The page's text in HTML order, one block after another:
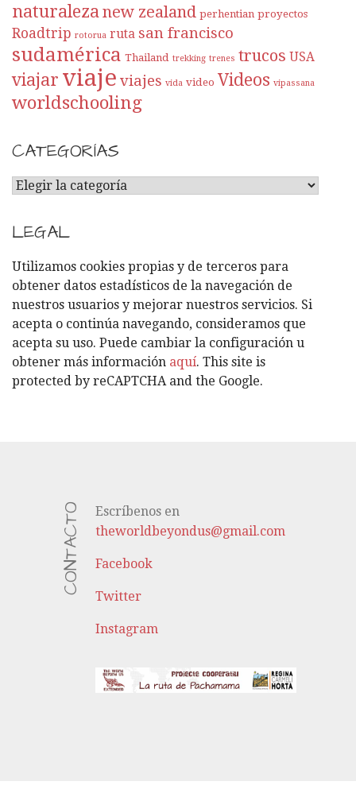
naturaleza new zealand perhentian proyectos
Roadtrip rotorua ruta san francisco
sudamérica Thailand trekking trenes trucos USA
viajar viaje viajes vida video Videos vipassana
worldschooling
CATEGORÍAS
C
T
E
G
O
R
Í
A
S
LEGAL
Utilizamos cookies propias y de terceros para
obtener datos estadísticos de la navegación de
nuestros usuarios y mejorar nuestros servicios. Si
acepta o continúa navegando, consideramos que
acepta su uso. Puede cambiar la configuración u
obtener más información aquí. This site is
protected by reCAPTCHA and the Google.
CONTACTO
Escríbenos en
theworldbeyondus@gmail.com
Facebook
Twitter
Instagram